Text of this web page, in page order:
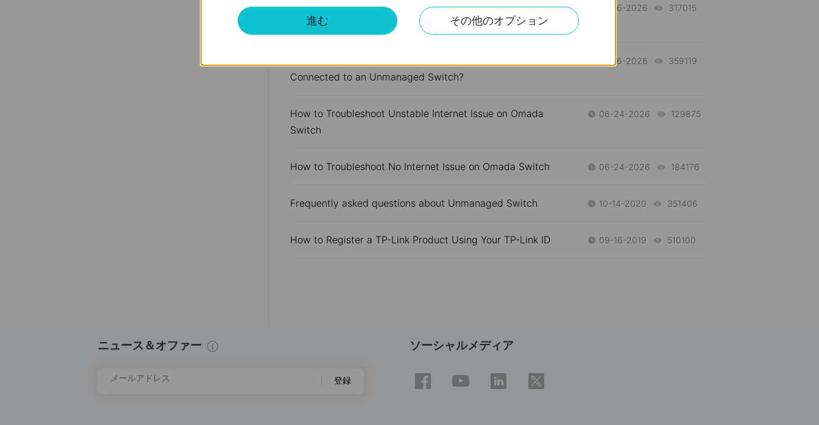
What Can I Do If My PC Is Not Working When Connected
to a TP-Link Unmanaged Switch?
07-16-2026 317015
Connected to an Unmanaged Switch?
07-16-2026 359119
How to Troubleshoot Unstable Internet Issue on Omada
Switch
06-24-2026 129875
How to Troubleshoot No Internet Issue on Omada Switch 06-24-2026 184176
Frequently asked questions about Unmanaged Switch 10-14-2020 351406
How to Register a TP-Link Product Using Your TP-Link ID 09-16-2019 510100
ニュース＆オファー
メールアドレス 登録
ソーシャルメディア
進む その他のオプション